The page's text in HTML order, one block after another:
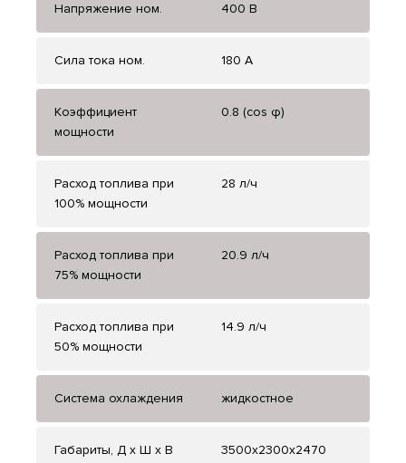
Напряжение ном. 400 В
Сила тока ном. 180 А
Коэффициент
мощности
0.8 (cos φ)
Расход топлива при
100% мощности
28 л/ч
Расход топлива при
75% мощности
20.9 л/ч
Расход топлива при
50% мощности
14.9 л/ч
Система охлаждения жидкостное
Габариты, Д x Ш x В 3500x2300x2470